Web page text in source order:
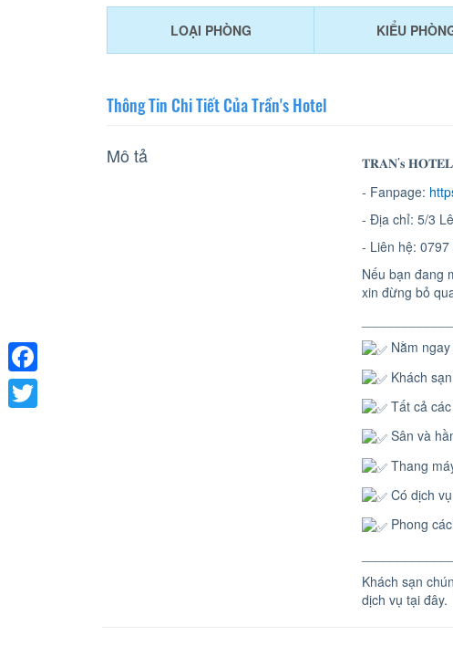
LOẠI PHÒNG KIỂU
Thông Tin Chi Tiết Của Trần's Hotel
Mô tả
𝐓𝐑𝐀𝐍’𝐬
- Fanpage:
- Địa chỉ: 5/3
- Liên hệ:
Nếu bạn đang
xin đừng bỏ
Nằm
Khách
Tất cả
Sân và
Thang
Có dịch
Phong
Khách sạn
dịch vụ tại đây.
Facebook